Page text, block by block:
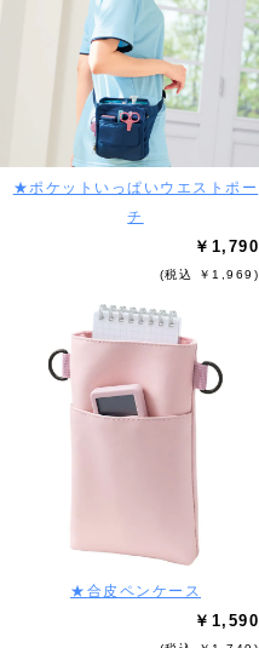
★ポケットいっぱいウエストポー
チ
￥1,790
(税込 ￥1,969)
★合皮ペンケース
￥1,590